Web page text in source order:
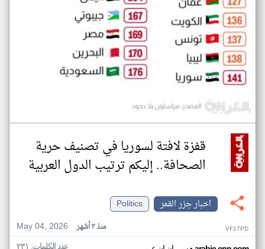
قفزة لافتة لسوريا في تصنيف حرية
الصحافة.. إليكم ترتيب الدول العربية
اخبار جزر القمر
Politics
May 04, 2026
منذ ٣ أشهر VF17PD
عدد الكلمات: ٢٣١